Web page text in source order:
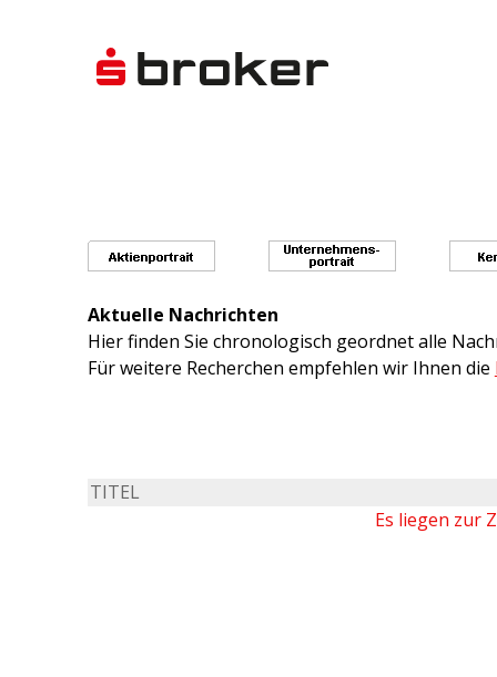
Aktuelle Nachrichten
Hier finden Sie chronologisch geordnet alle
Für weitere Recherchen empfehlen wir Ihnen die
TITEL
Es liegen zur